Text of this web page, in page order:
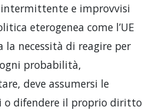
e improvvisi
eterogenea come l’UE
necessità di reagire per
probabilità,
deve assumersi le
o difendere il proprio diritto